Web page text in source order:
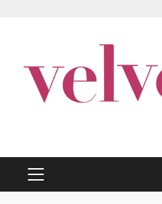
PRIMARY
MENU